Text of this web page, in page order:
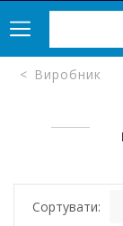
Виробник
Сортувати: